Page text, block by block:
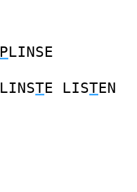
PLINSE
LINSTE LISTEN